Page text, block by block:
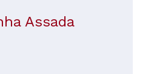
Assada